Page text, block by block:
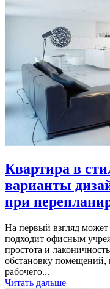
Квартира в
варианты
при
На первый взгляд
подходит офисным
простота и
обстановку помещений,
рабочего...
Читать дальше